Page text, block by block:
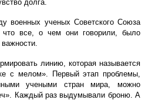
долга.
военных ученых Советского Союза
что все, о чем они говорили, было
линию, которая называется
с мелом». Первый этап проблемы,
учеными стран мира, можно
Каждый раз выдумывали броню. А